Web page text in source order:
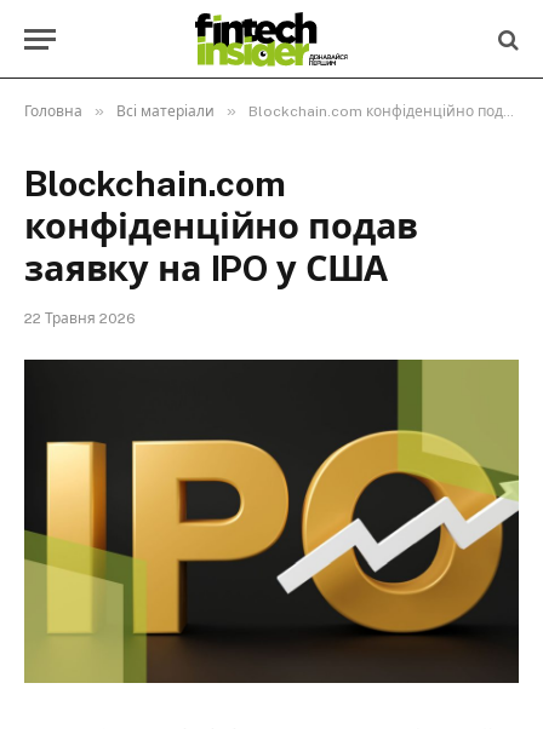
Головна » Всі матеріали » Blockchain.com конфіденційно подав заявку на IPO у США
Blockchain.com
конфіденційно подав
заявку на IPO у США
22 Травня 2026